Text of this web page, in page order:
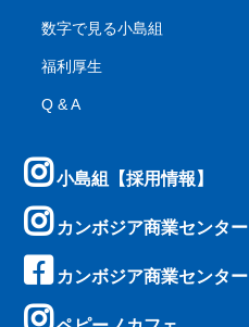
数字で見る小島組
福利厚生
Q & A
小島組【採用情報】
カンボジア商業センター
カンボジア商業センター